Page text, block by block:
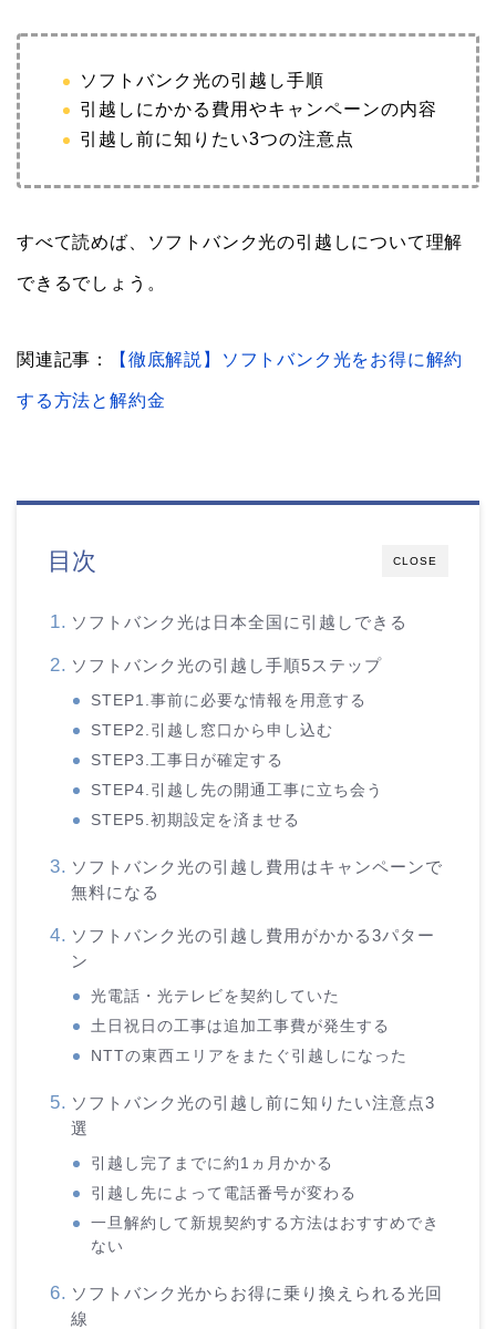
ソフトバンク光の引越し手順
引越しにかかる費用やキャンペーンの内容
引越し前に知りたい3つの注意点
すべて読めば、ソフトバンク光の引越しについて理解
できるでしょう。
関連記事： 【徹底解説】ソフトバンク光をお得に解約
する方法と解約金
CLOSE
目次
ソフトバンク光は日本全国に引越しできる
ソフトバンク光の引越し手順5ステップ
STEP1.事前に必要な情報を用意する
STEP2.引越し窓口から申し込む
STEP3.工事日が確定する
STEP4.引越し先の開通工事に立ち会う
STEP5.初期設定を済ませる
ソフトバンク光の引越し費用はキャンペーンで
無料になる
ソフトバンク光の引越し費用がかかる3パター
ン
光電話・光テレビを契約していた
土日祝日の工事は追加工事費が発生する
NTTの東西エリアをまたぐ引越しになった
ソフトバンク光の引越し前に知りたい注意点3
選
引越し完了までに約1ヵ月かかる
引越し先によって電話番号が変わる
一旦解約して新規契約する方法はおすすめでき
ない
ソフトバンク光からお得に乗り換えられる光回
線